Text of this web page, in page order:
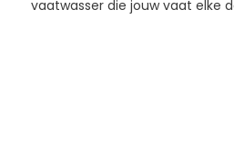
vaatwasser die jouw vaat elke